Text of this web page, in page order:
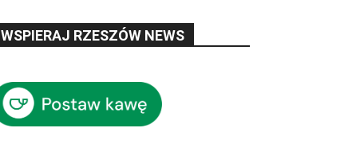
WSPIERAJ RZESZÓW NEWS